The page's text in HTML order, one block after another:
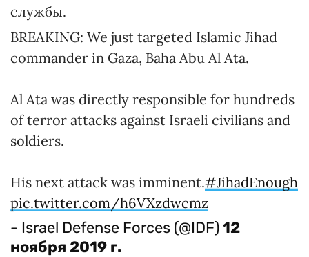
службы.
BREAKING: We just targeted Islamic Jihad
commander in Gaza, Baha Abu Al Ata.
Al Ata was directly responsible for hundreds
of terror attacks against Israeli civilians and
soldiers.
His next attack was imminent.#JihadEnough
pic.twitter.com/h6VXzdwcmz
- Israel Defense Forces (@IDF)12
ноября 2019 г.